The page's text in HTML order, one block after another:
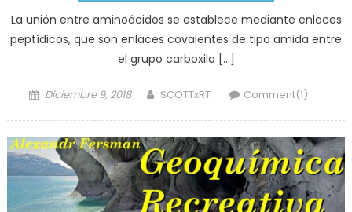
La unión entre aminoácidos se establece mediante enlaces
peptídicos, que son enlaces covalentes de tipo amida entre
el grupo carboxilo […]
Posted
Diciembre 9, 2018 Author
SCOTTxRT Comment(1)